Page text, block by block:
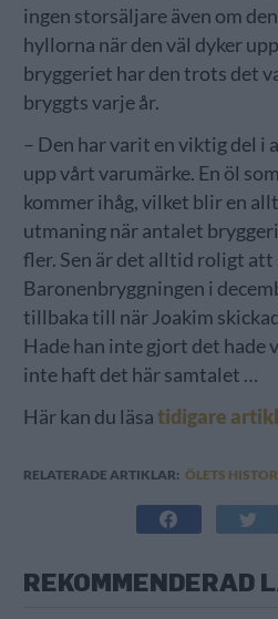
ingen storsäljare även om
hyllorna när den väl dyker
bryggeriet har den trots det
bryggts varje år.
– Den har varit en viktig del i
upp vårt varumärke. En öl
kommer ihåg, vilket blir en
utmaning när antalet
fler. Sen är det alltid roligt att
Baronenbryggningen i
tillbaka till när Joakim
Hade han inte gjort det hade
inte haft det här samtalet …
Här kan du läsatidigare
RELATERADE ARTIKLAR: ÖLETS
REKOMMENDERAD